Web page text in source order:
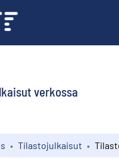
verkossa
Tilastojulkaisut